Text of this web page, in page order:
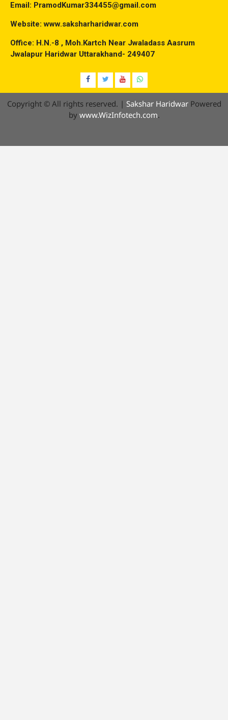
Email: PramodKumar334455@gmail.com
Website: www.saksharharidwar.com
Office: H.N.-8 , Moh.Kartch Near Jwaladass Aasrum
Jwalapur Haridwar Uttarakhand- 249407
Facebook
TwitterYouTubeWhatsap
Copyright © All rights reserved. | Sakshar HaridwarPowered
by www.WizInfotech.com.